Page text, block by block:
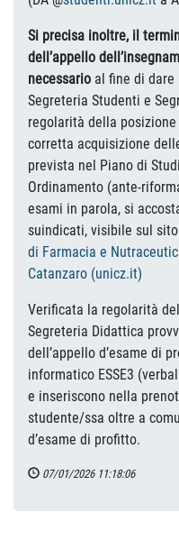
Si precisa inoltre, il
dell’appello
necessario al fine di
Segreteria Studenti e
regolarità della
corretta acquisizione
prevista nel Piano di
Ordinamento (ante-
esami in parola, si
suindicati, visibile sul
di Farmacia e
Catanzaro (unicz.it)
Verificata la regolarità
Segreteria Didattica
dell’appello d’esame di
informatico ESSE3
e inseriscono nella
studente/ssa oltre a
d’esame di profitto.
07/01/2026 11:18:06